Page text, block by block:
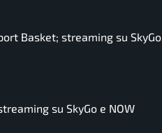
Basket; streaming su SkyGo,
su SkyGo e NOW